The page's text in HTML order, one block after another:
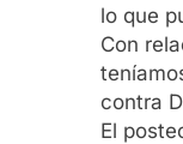
lo que
Con
contra
El